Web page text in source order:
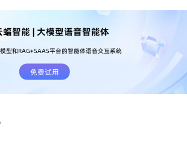
蝠智能 | 大模型语音智能体
型和RAG+SAAS平台的智能体语音交互系统
免费试用